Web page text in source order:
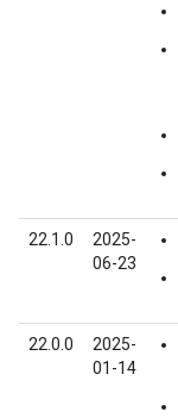
22.1.0
2025-
06-23
22.0.0
2025-
01-14